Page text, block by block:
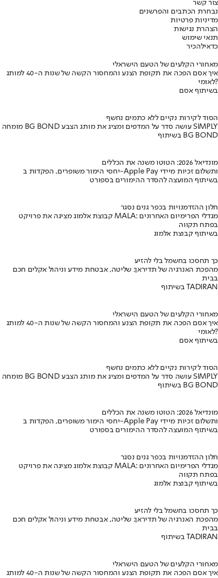
צור קשר
נבחרת הכתבים והפרשנים
מדיניות פרטיות
הצהרת נגישות
תנאי שימוש
כדאילהכיר
מאחורי הקלעים של הטעם הישראלי
איך אסם הפכה את תקופת הצנע והמחסור הקשה של שנות ה-40 למותג
לאומי?
בשיתוף אסם
הסוד לקירות נקיים ללא כתמים נחשף
מומחה BG BOND עושה סדר על המדפים ומציג את מותג הצבע SIMPLY
בשיתוף BG BOND
מונדיאל 2026: הטוטו משנה את הכללים
יחסי הימור משופרים, הפקדות ב-Apple Pay ותשלום זכיות מיידי
בשיתוף המועצה להסדר ההימורים בספורט
חלון ההזדמנויות בכפר גנים נסגר
קבוצת אלמוג מציגה את פרויקט MALA: מגדלי הפרימיום האחרונים
בפתח תקווה
בשיתוף קבוצת אלמוג
כך תחסכו בחשמל בלי להזיע
מהפכת האנרגיה של תדיראן: שליטה, אבטחת מידע וניהול אקלים חכם
בבית
בשיתוף TADIRAN
מאחורי הקלעים של הטעם הישראלי
איך אסם הפכה את תקופת הצנע והמחסור הקשה של שנות ה-40 למותג
לאומי?
בשיתוף אסם
הסוד לקירות נקיים ללא כתמים נחשף
מומחה BG BOND עושה סדר על המדפים ומציג את מותג הצבע SIMPLY
בשיתוף BG BOND
מונדיאל 2026: הטוטו משנה את הכללים
יחסי הימור משופרים, הפקדות ב-Apple Pay ותשלום זכיות מיידי
בשיתוף המועצה להסדר ההימורים בספורט
חלון ההזדמנויות בכפר גנים נסגר
קבוצת אלמוג מציגה את פרויקט MALA: מגדלי הפרימיום האחרונים
בפתח תקווה
בשיתוף קבוצת אלמוג
כך תחסכו בחשמל בלי להזיע
מהפכת האנרגיה של תדיראן: שליטה, אבטחת מידע וניהול אקלים חכם
בבית
בשיתוף TADIRAN
מאחורי הקלעים של הטעם הישראלי
איך אסם הפכה את תקופת הצנע והמחסור הקשה של שנות ה-40 למותג